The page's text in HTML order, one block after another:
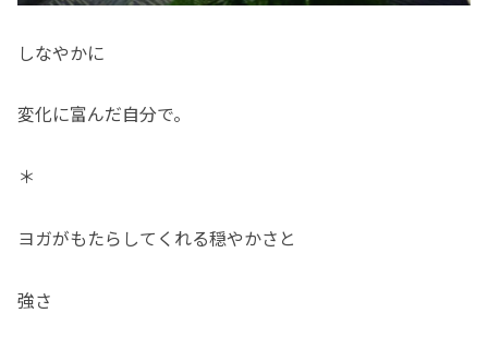
しなやかに
変化に富んだ自分で。
＊
ヨガがもたらしてくれる穏やかさと
強さ